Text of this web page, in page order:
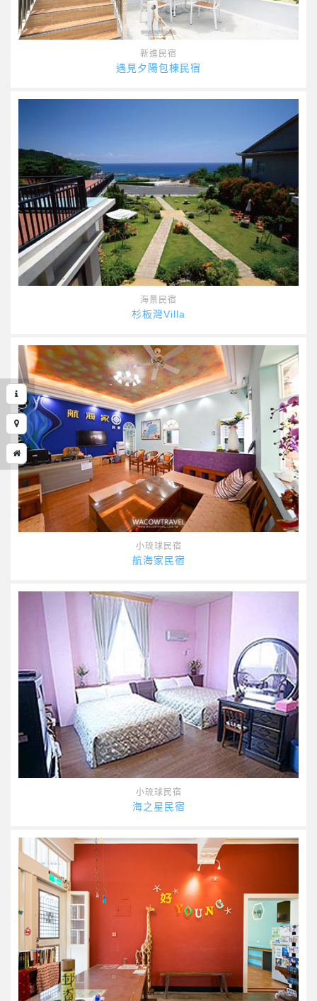
新進民宿
遇見夕陽包棟民宿
海景民宿
杉板灣Villa
小琉球民宿
航海家民宿
小琉球民宿
海之星民宿